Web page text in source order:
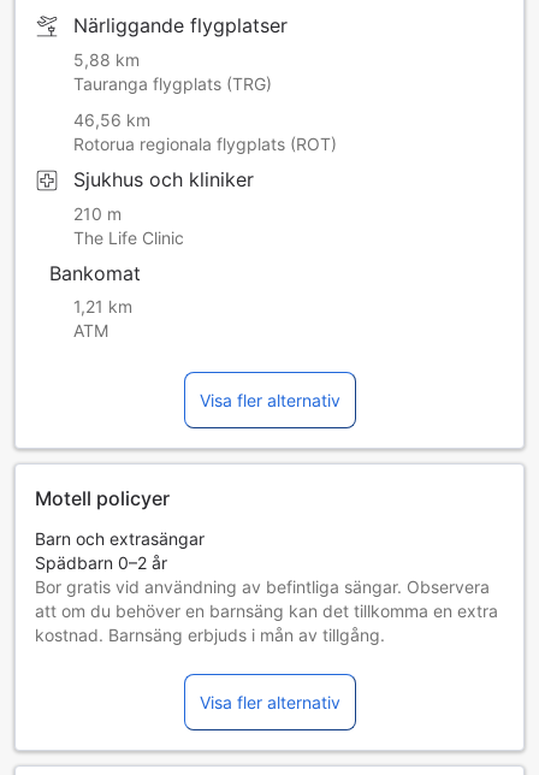
Närliggande flygplatser
5,88 km
Tauranga flygplats (TRG)
46,56 km
Rotorua regionala flygplats (ROT)
Sjukhus och kliniker
210 m
The Life Clinic
Bankomat
1,21 km
ATM
Visa fler alternativ
Motell policyer
Barn och extrasängar
Spädbarn 0–2 år
Bor gratis vid användning av befintliga sängar. Observera
att om du behöver en barnsäng kan det tillkomma en extra
kostnad. Barnsäng erbjuds i mån av tillgång.
Bor gratis om befintliga sängar används.
Gäster 4 år och äldre betraktas som vuxna
Tillgång av extrasängar beror på vilket rum du väljer. Var
god kontrollera rummets beläggning för mer information.
Visa fler alternativ